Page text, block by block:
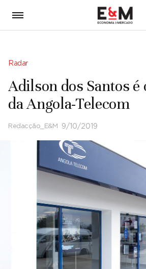
Radar
Adilson dos Santos é
da Angola-Telecom
Redacção_E&M 9/10/2019